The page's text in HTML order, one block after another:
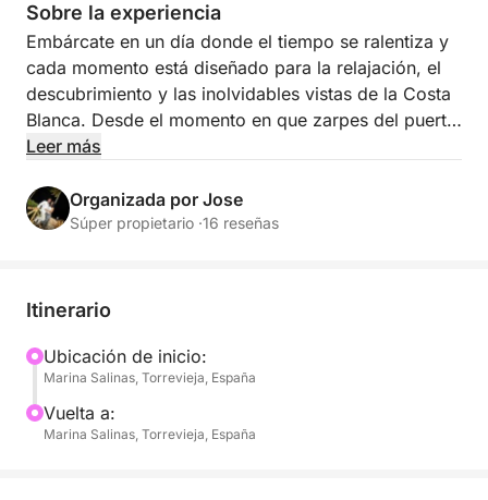
Sobre la experiencia
Embárcate en un día donde el tiempo se ralentiza y
cada momento está diseñado para la relajación, el
descubrimiento y las inolvidables vistas de la Costa
Blanca. Desde el momento en que zarpes del puerto
deportivo de Torrevieja, te rodearán horizontes
esfuerzo de la vida en el mar.
para nadar, hacer snorkel, practicar paddle surf o
para tomar el sol, disfruta de una copa con vistas
panorámicas al mar y déjate llevar por la libertad de
explorar rincones ocultos del Mediterráneo a los que
solo se puede acceder en barco.
Leer más
Organizada por Jose
Súper propietario ·16 reseñas
Itinerario
Ubicación de inicio:
Marina Salinas, Torrevieja, España
Vuelta a:
Marina Salinas, Torrevieja, España